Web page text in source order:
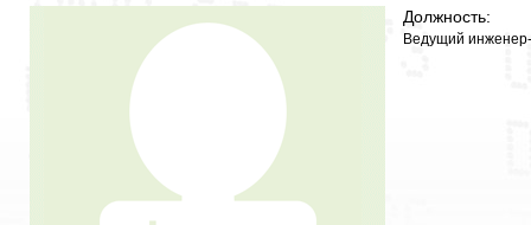
Должность:
Ведущий